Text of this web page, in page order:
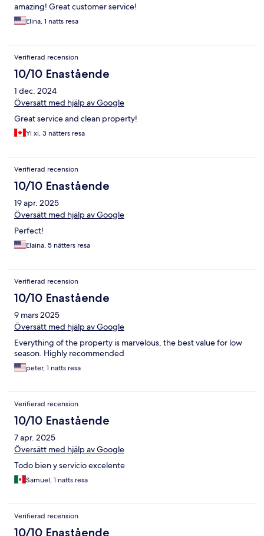
amazing! Great customer service!
Elina, 1 natts resa
Verifierad recension
10/10 Enastående
1 dec. 2024
Översätt med hjälp av Google
Great service and clean property!
Yi xi, 3 nätters resa
Verifierad recension
10/10 Enastående
19 apr. 2025
Översätt med hjälp av Google
Perfect!
Elaina, 5 nätters resa
Verifierad recension
10/10 Enastående
9 mars 2025
Översätt med hjälp av Google
Everything of the property is marvelous, the best value for low
season. Highly recommended
peter, 1 natts resa
Verifierad recension
10/10 Enastående
7 apr. 2025
Översätt med hjälp av Google
Todo bien y servicio excelente
Samuel, 1 natts resa
Verifierad recension
10/10 Enastående